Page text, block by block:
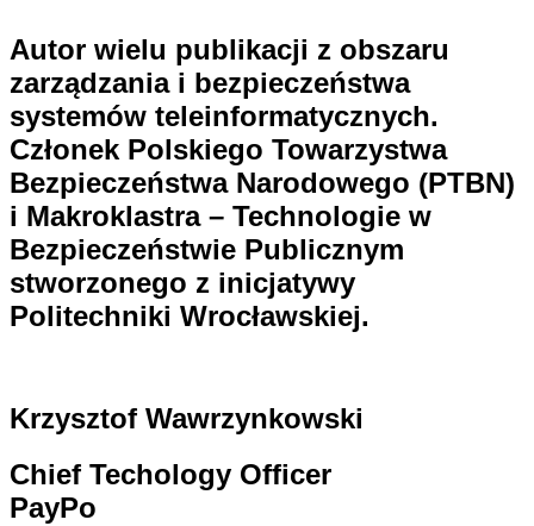
Autor wielu publikacji z obszaru
zarządzania i bezpieczeństwa
systemów teleinformatycznych.
Członek Polskiego Towarzystwa
Bezpieczeństwa Narodowego (PTBN)
i Makroklastra – Technologie w
Bezpieczeństwie Publicznym
stworzonego z inicjatywy
Politechniki Wrocławskiej.
Krzysztof Wawrzynkowski
Chief Techology Officer
PayPo